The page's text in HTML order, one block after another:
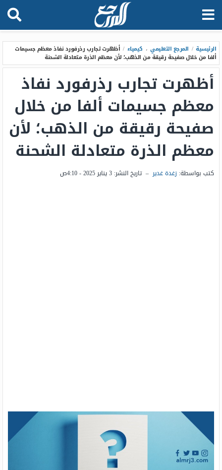
الرئيسية / المرجع التعليمي ، كيمياء / أظهرت تجارب رذرفورد نفاذ معظم جسيمات
ألفا من خلال صفيحة رقيقة من الذهب؛ لأن معظم الذرة متعادلة الشحنة
أظهرت تجارب رذرفورد نفاذ
معظم جسيمات ألفا من خلال
صفيحة رقيقة من الذهب؛ لأن
معظم الذرة متعادلة الشحنة
كتب بواسطة: زغدة غدير – تاريخ النشر: 3 يناير 2025 - 4:10ص